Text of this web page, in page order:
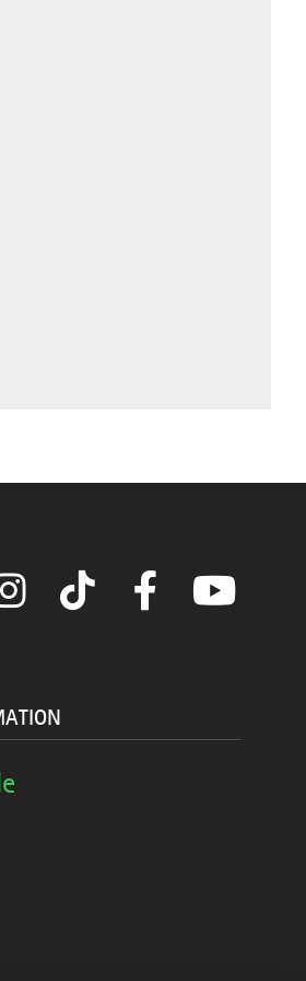
Instagram TikTok Facebook